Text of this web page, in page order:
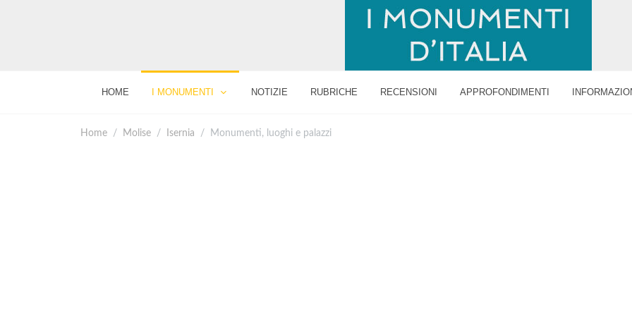
HOME I MONUMENTI NOTIZIE RUBRICHE RECENSIONI APPROFONDIMENTI
Home Molise Isernia Monumenti, luoghi e palazzi